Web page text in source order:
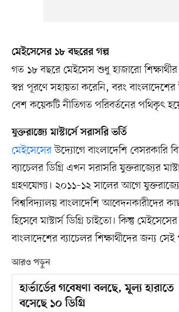
মেইসেসের ১৮ বছরের গল্প
গত ১৮ বছরে মেইসেস শুধু হাজারো
স্বপ্ন পূরণে সহায়তা করেনি, বরং বাংলাদেশের
বেশ কয়েকটি নীতিগত পরিবর্তনের পথিকৃৎ
যুক্তরাজ্যে মাস্টার্সে সরাসরি ভর্তি
মেইসেসেরউদ্যোগে বাংলাদেশি বেসরকারি
ব্যাচেলর ডিগ্রি এখন সরাসরি যুক্তরাজ্যের
গ্রহণযোগ্য। ২০১১–১২ সালের আগে
বিশ্ববিদ্যালয় বাংলাদেশি আবেদনকারীদের
হিসেবে মাস্টার্স ডিগ্রি চাইতো। কিন্তু
বাংলাদেশের ব্যাচেলর শিক্ষার্থীদের জন্য
আরও পড়ুন
হার্ভার্ডের গবেষণা বলছে, মূল্য হারাতে
বসেছে ১০ ডিগ্রি